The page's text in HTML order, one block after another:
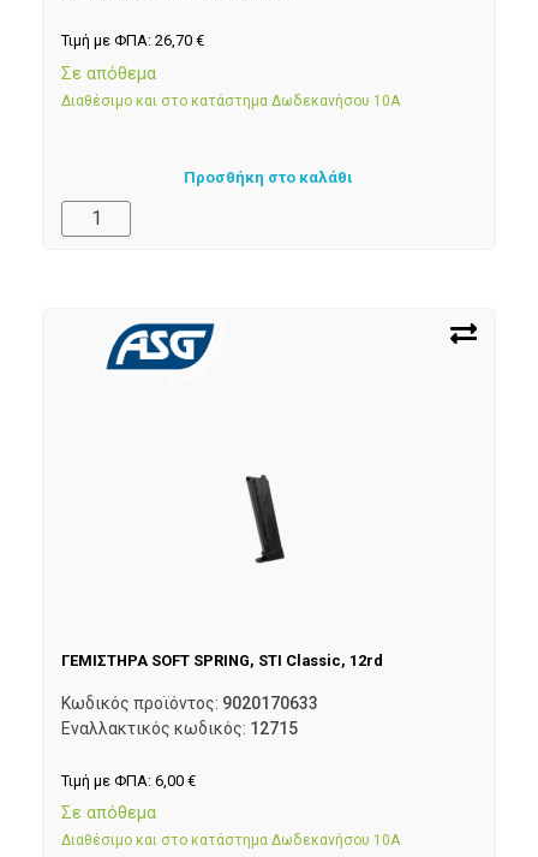
Τιμή με ΦΠΑ: 26,70 €
Σε απόθεμα
Διαθέσιμο και στο κατάστημα Δωδεκανήσου 10Α
Προσθήκη στο καλάθι
ΓΕΜΙΣΤΗΡΑ SOFT SPRING, STI Classic, 12rd
Κωδικός προϊόντος: 9020170633
Εναλλακτικός κωδικός: 12715
Τιμή με ΦΠΑ: 6,00 €
Σε απόθεμα
Διαθέσιμο και στο κατάστημα Δωδεκανήσου 10Α